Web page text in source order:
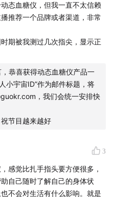
态血糖仪，但我一直不太信赖
推荐一个品牌或者渠道，非常
期被我测过几次指尖，显示正
恭喜获得动态血糖仪产品一
小宇宙ID”作为邮件标题，将
，我们会统一安排快
节目越来越好
3
感觉比扎手指头要方便很多，
自己随时了解自己的身体状
不会对生活有什么影响。就是